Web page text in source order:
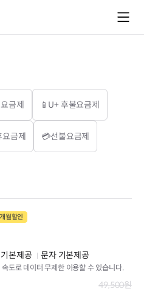
금제 📱U+ 후불요금제
요금제 💳선불요금제
월할인
본제공
문자 기본제공
도로 데이터 무제한 이용할 수 있습니다.
49,500원